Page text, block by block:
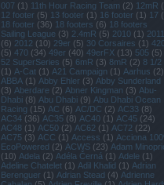
007 (1) 11th Hour Racing Team (2) 12mR (
12 footer (5) 13 footer (1) 16 footer (1) 17 (
18 footer (36) 18 footers (6) 18 footers
Sailing League (3) 2.4mR (5) 2010 (1) 2011
(6) 2012 (10) 29er (5) 30 Corsaires (1)
(5) 470 (34) 49er (40) 49erFX (13) 505 (5)
52 SuperSeries (5) 6mR (3) 8mR (2) 8 1/2
(1) A-Cat (1) A21 Campaign (1) Aarhus (2)
ABBA (1) Abby Ehler (3) Abby Sunderland
(3) Aberdare (2) Abner Kingman (3) Abu-
Dhabi (8) Abu Dhabi (9) Abu Dhabi Ocean
Racing (15) AC (6) AC/DC (2) AC33 (8)
AC34 (36) AC35 (8) AC40 (1) AC45 (24)
AC48 (1) AC50 (2) AC62 (1) AC72 (22)
AC75 (3) ACC (1) Access (1) Acciona
EcoPowered (2) ACWS (23) Adam
(10) Adela (2) Adéla Černá (1) Adele (1)
Adeline Chatelet (1) Adil Khalid (1) Adrian
Berenguer (1) Adrian Stead (4) Adrienne